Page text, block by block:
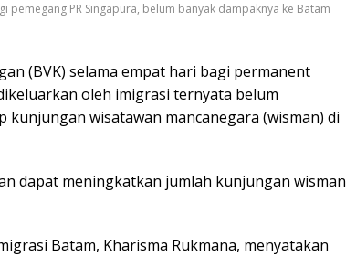
pemegang PR Singapura, belum banyak dampaknya ke Batam
(BVK) selama empat hari bagi permanent
oleh imigrasi ternyata belum
wisatawan mancanegara (wisman) di
dapat meningkatkan jumlah kunjungan wisman
Batam, Kharisma Rukmana, menyatakan